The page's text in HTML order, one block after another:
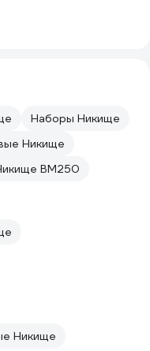
Наборы Никище
Никище
ВМ250
Никище